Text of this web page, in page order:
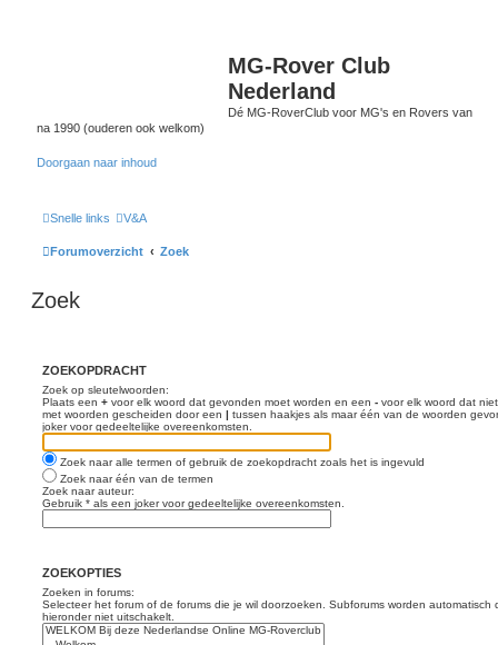
MG-Rover Club
Nederland
Dé MG-RoverClub voor MG's en Rovers van
na 1990 (ouderen ook welkom)
Doorgaan naar inhoud
Snelle links V&A
Forumoverzicht Zoek
Zoek
ZOEKOPDRACHT
Zoek op sleutelwoorden:
Plaats een + voor elk woord dat gevonden moet worden en een - voor elk woord dat
met woorden gescheiden door een | tussen haakjes als maar één van de woorden
joker voor gedeeltelijke overeenkomsten.
Zoek naar alle termen of gebruik de zoekopdracht zoals het is ingevuld
Zoek naar één van de termen
Zoek naar auteur:
Gebruik * als een joker voor gedeeltelijke overeenkomsten.
ZOEKOPTIES
Zoeken in forums:
Selecteer het forum of de forums die je wil doorzoeken. Subforums worden automatisch
hieronder niet uitschakelt.